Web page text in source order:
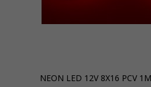
NEON LED 12V 8X16 PCV